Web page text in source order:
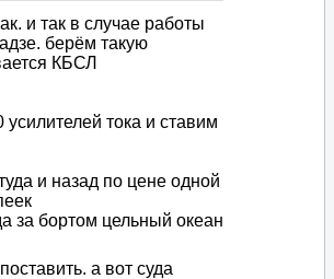
и так в случае работы
берём такую
КБСЛ
тока и ставим
и назад по цене одной
за бортом цельный океан
а вот суда